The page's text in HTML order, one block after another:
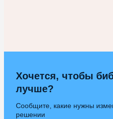
Хочется, чтобы
лучше?
Сообщите, какие нужны
решении